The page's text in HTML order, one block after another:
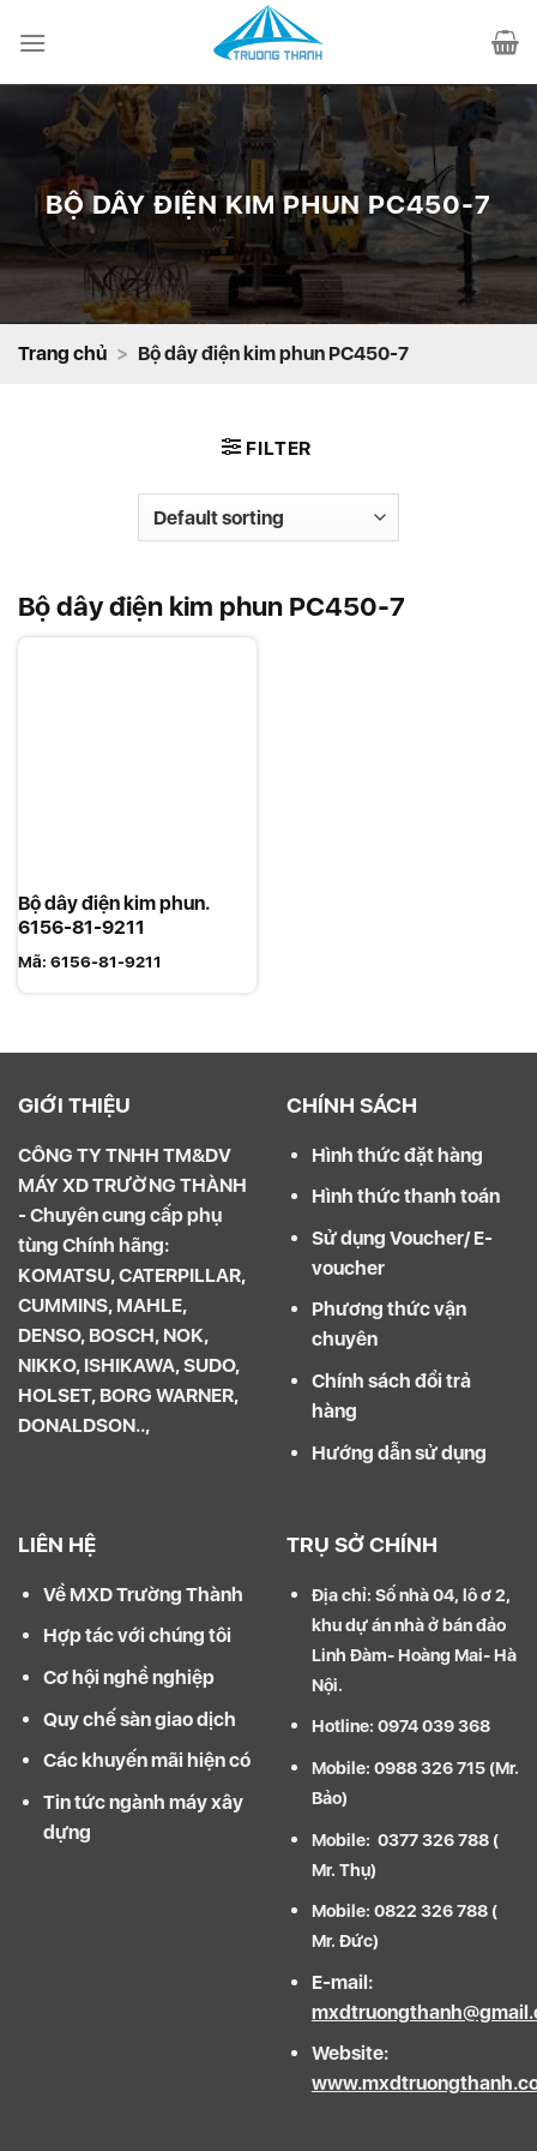
đến
BỘ DÂY ĐIỆN KIM PHUN PC450-7
Trang chủ > Bộ dây điện kim phun PC450-7
FILTER
Bộ dây điện kim phun PC450-7
Bộ dây điện kim phun.
6156-81-9211
Mã: 6156-81-9211
GIỚI THIỆU
CÔNG TY TNHH TM&DV
MÁY XD TRƯỜNG THÀNH
- Chuyên cung cấp phụ
tùng Chính hãng:
KOMATSU, CATERPILLAR,
CUMMINS, MAHLE,
DENSO, BOSCH, NOK,
NIKKO, ISHIKAWA, SUDO,
HOLSET, BORG WARNER,
DONALDSON..,
CHÍNH SÁCH
Hình thức đặt hàng
Hình thức thanh toán
Sử dụng Voucher/ E-
voucher
Phương thức vận
chuyên
Chính sách đổi trả
hàng
Hướng dẫn sử dụng
LIÊN HỆ
Về MXD Trường Thành
Hợp tác với chúng tôi
Cơ hội nghề nghiệp
Quy chế sàn giao dịch
Các khuyến mãi hiện có
Tin tức ngành máy xây
dựng
TRỤ SỞ CHÍNH
Địa chỉ: Số nhà 04, lô ơ 2,
khu dự án nhà ở bán đảo
Linh Đàm- Hoàng Mai- Hà
Nội.
Hotline: 0974 039 368
Mobile: 0988 326 715 (Mr.
Bảo)
Mobile: 0377 326 788 (
Mr. Thụ)
Mobile: 0822 326 788 (
Mr. Đức)
E-mail:
Website: